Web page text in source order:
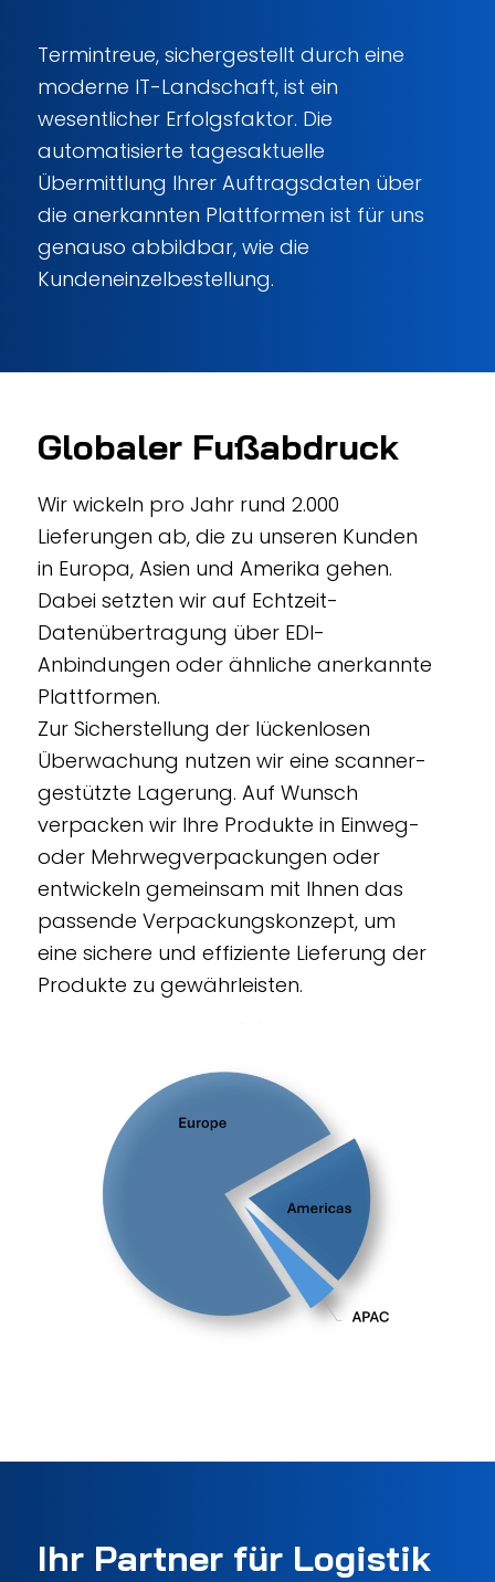
Termintreue, sichergestellt durch eine
moderne IT-Landschaft, ist ein
wesentlicher Erfolgsfaktor. Die
automatisierte tagesaktuelle
Übermittlung Ihrer Auftragsdaten über
die anerkannten Plattformen ist für uns
genauso abbildbar, wie die
Kundeneinzelbestellung.
Globaler Fußabdruck
Wir wickeln pro Jahr rund 2.000
Lieferungen ab, die zu unseren Kunden
in Europa, Asien und Amerika gehen.
Dabei setzten wir auf Echtzeit-
Datenübertragung über EDI-
Anbindungen oder ähnliche anerkannte
Plattformen.
Zur Sicherstellung der lückenlosen
Überwachung nutzen wir eine scanner-
gestützte Lagerung. Auf Wunsch
verpacken wir Ihre Produkte in Einweg-
oder Mehrwegverpackungen oder
entwickeln gemeinsam mit Ihnen das
passende Verpackungskonzept, um
eine sichere und effiziente Lieferung der
Produkte zu gewährleisten.
Ihr Partner für Logistik